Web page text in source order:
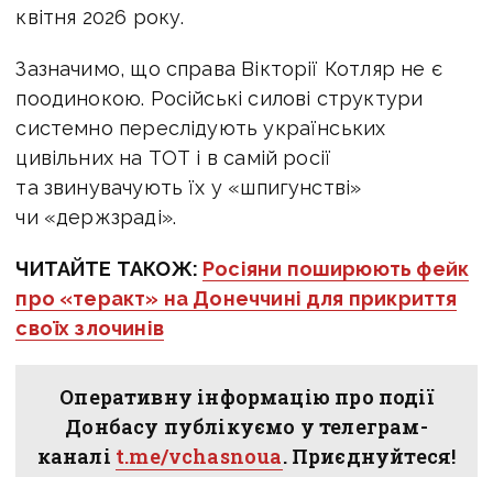
квітня 2026 року.
Зазначимо, що справа Вікторії Котляр не є
поодинокою. Російські силові структури
системно переслідують українських
цивільних на ТОТ і в самій росії
та звинувачують їх у «шпигунстві»
чи «держзраді».
ЧИТАЙТЕ ТАКОЖ: Росіяни поширюють фейк
про «теракт» на Донеччині для прикриття
своїх злочинів
Оперативну інформацію про події
Донбасу публікуємо у телеграм-
каналі t.me/vchasnoua. Приєднуйтеся!